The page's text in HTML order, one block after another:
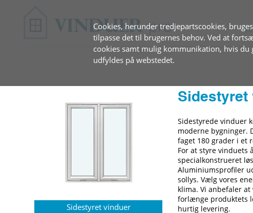
Cookies, herunder tredjepartscookies,
tilpasse det til brugernes behov. Ved at
cookies samt mulig kommunikation, hvis
udfyldes på webstedet.
Sidestyret vinduer
Sidestyret
Sidestyrede vinduer
moderne bygninger.
faget 180 grader i et
For at styre vinduets
specialkonstrueret
Aluminiumsprofiler
sollys. Vælg vores
klima. Vi anbefaler
forlænge produktets
hurtig levering.